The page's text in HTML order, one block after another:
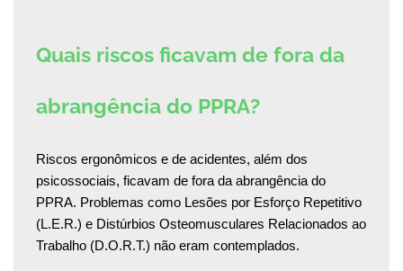
Quais riscos ficavam de fora da
abrangência do PPRA?
Riscos ergonômicos e de acidentes, além dos
psicossociais, ficavam de fora da abrangência do
PPRA. Problemas como Lesões por Esforço Repetitivo
(L.E.R.) e Distúrbios Osteomusculares Relacionados ao
Trabalho (D.O.R.T.) não eram contemplados.